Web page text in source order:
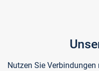
Nutzen Sie